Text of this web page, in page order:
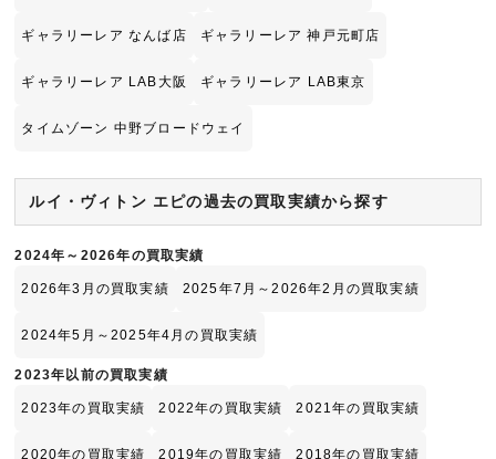
ギャラリーレア なんば店 ギャラリーレア 神戸元町店
ギャラリーレア LAB大阪 ギャラリーレア LAB東京
タイムゾーン 中野ブロードウェイ
ルイ・ヴィトン エピの過去の買取実績から探す
2024年～2026年の買取実績
2026年3月の買取実績 2025年7月～2026年2月の買取実績
2024年5月～2025年4月の買取実績
2023年以前の買取実績
2023年の買取実績 2022年の買取実績 2021年の買取実績
2020年の買取実績 2019年の買取実績 2018年の買取実績